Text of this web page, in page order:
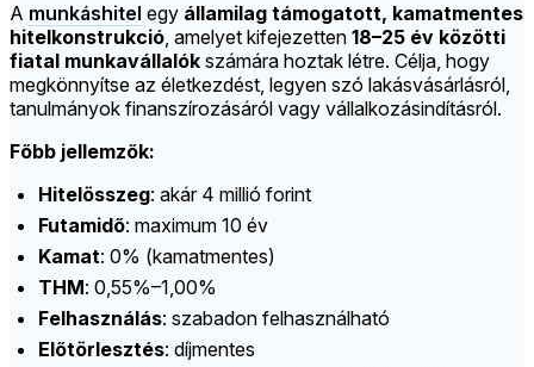
A munkáshitel egy államilag támogatott, kamatmentes
hitelkonstrukció, amelyet kifejezetten 18–25 év közötti
fiatal munkavállalók számára hoztak létre. Célja, hogy
megkönnyítse az életkezdést, legyen szó lakásvásárlásról,
tanulmányok finanszírozásáról vagy vállalkozásindításról.
Főbb jellemzők:
Hitelösszeg: akár 4 millió forint
Futamidő: maximum 10 év
Kamat: 0% (kamatmentes)
THM: 0,55%–1,00%
Felhasználás: szabadon felhasználható
Előtörlesztés: díjmentes